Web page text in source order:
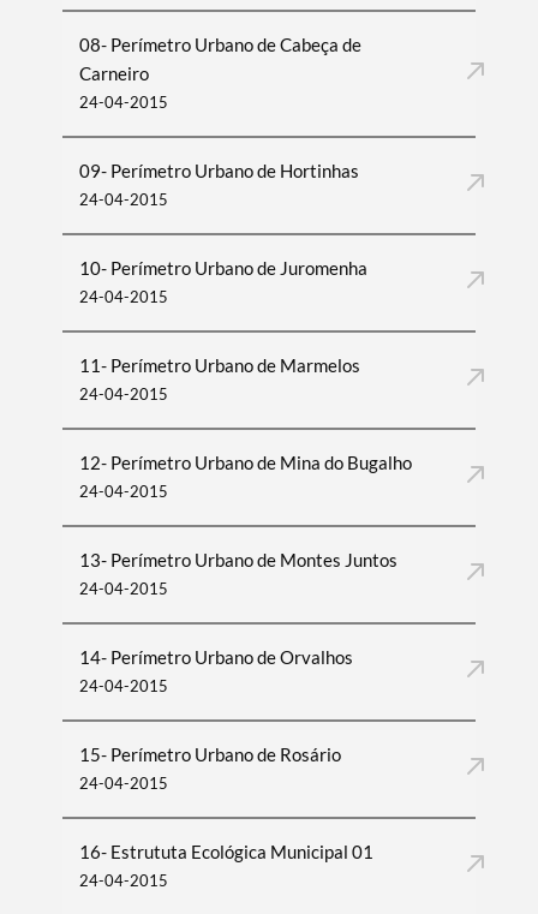
08- Perímetro Urbano de Cabeça de
Carneiro
24-04-2015
09- Perímetro Urbano de Hortinhas
24-04-2015
10- Perímetro Urbano de Juromenha
24-04-2015
11- Perímetro Urbano de Marmelos
24-04-2015
12- Perímetro Urbano de Mina do Bugalho
24-04-2015
13- Perímetro Urbano de Montes Juntos
24-04-2015
14- Perímetro Urbano de Orvalhos
24-04-2015
15- Perímetro Urbano de Rosário
24-04-2015
16- Estrututa Ecológica Municipal 01
24-04-2015